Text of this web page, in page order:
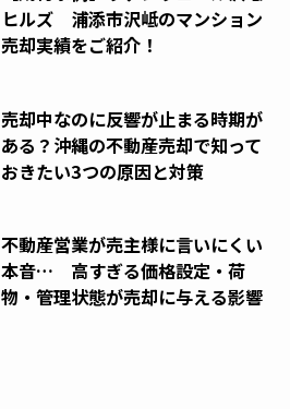
ヒルズ 浦添市沢岻のマンション
売却実績をご紹介！
売却中なのに反響が止まる時期が
ある？沖縄の不動産売却で知って
おきたい3つの原因と対策
不動産営業が売主様に言いにくい
本音… 高すぎる価格設定・荷
物・管理状態が売却に与える影響